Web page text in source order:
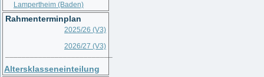
Lampertheim (Baden)
Rahmenterminplan
2025/26 (V3)
2026/27 (V3)
Altersklasseneinteilung